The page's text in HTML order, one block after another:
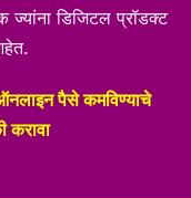
ज्यांना डिजिटल प्रॉडक्ट
पैसे कमविण्याचे
करावा